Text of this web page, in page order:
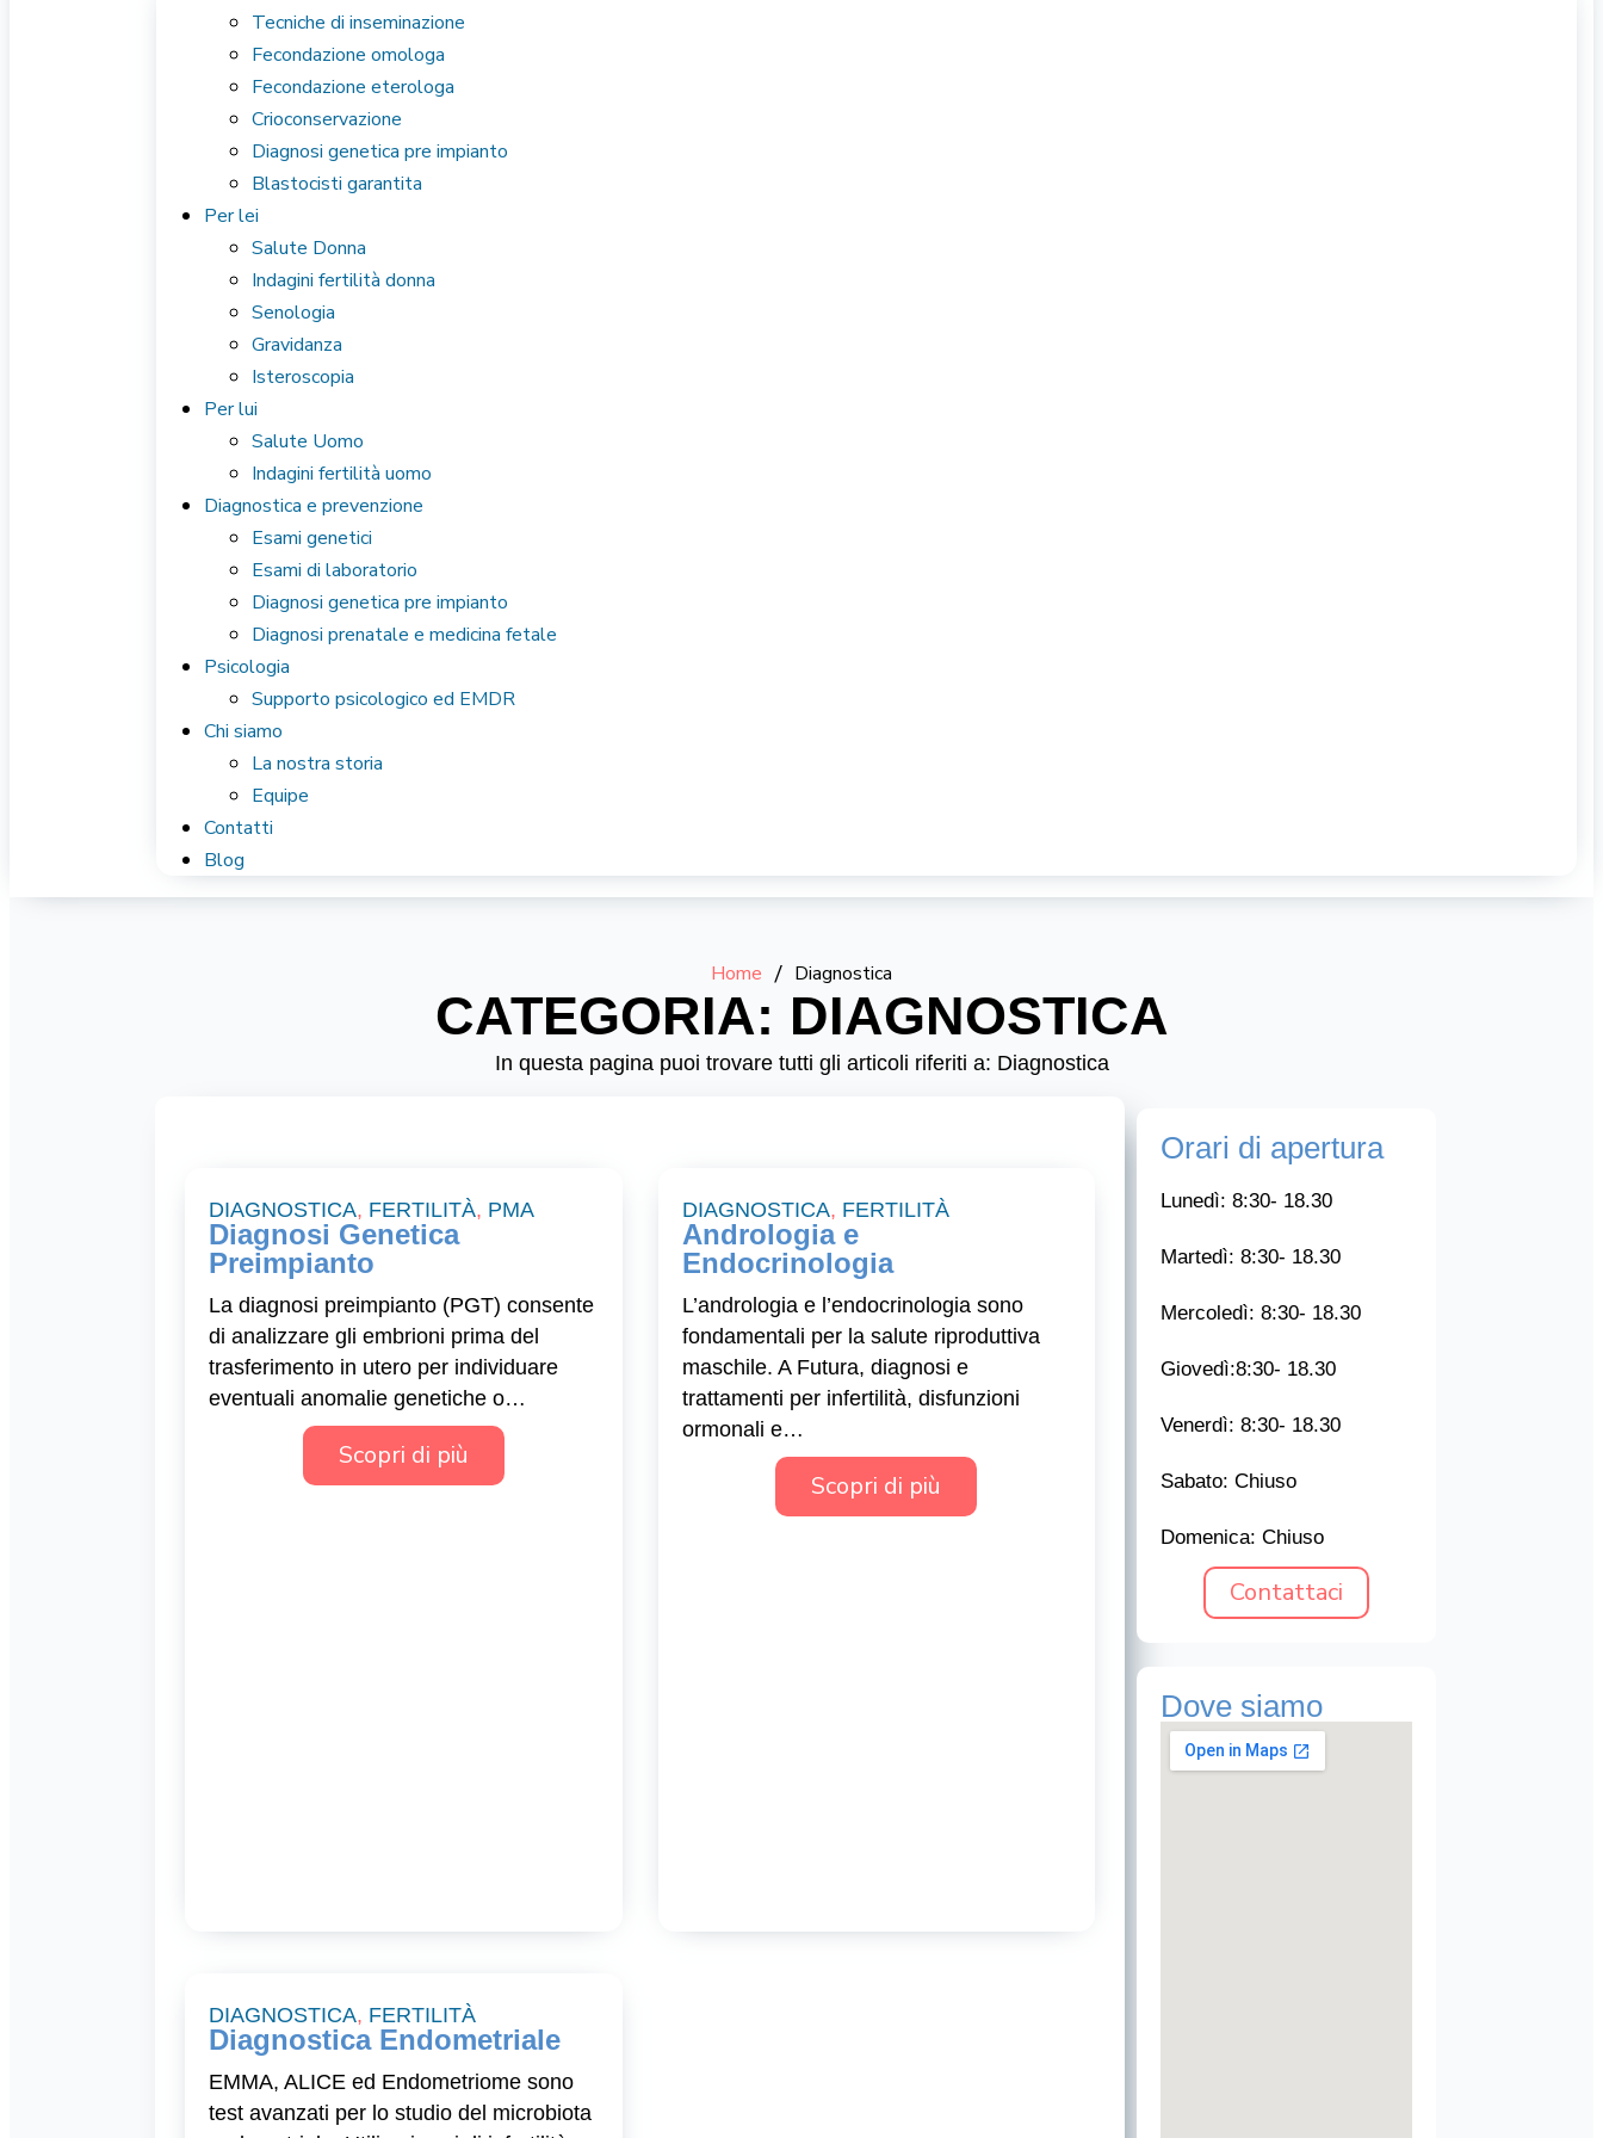
Tecniche di inseminazione
Fecondazione omologa
Fecondazione eterologa
Crioconservazione
Diagnosi genetica pre impianto
Blastocisti garantita
Per lei
Salute Donna
Indagini fertilità donna
Senologia
Gravidanza
Isteroscopia
Per lui
Salute Uomo
Indagini fertilità uomo
Diagnostica e prevenzione
Esami genetici
Esami di laboratorio
Diagnosi genetica pre impianto
Diagnosi prenatale e medicina fetale
Psicologia
Supporto psicologico ed EMDR
Chi siamo
La nostra storia
Equipe
Contatti
Blog
Home / Diagnostica
CATEGORIA: DIAGNOSTICA
In questa pagina puoi trovare tutti gli articoli riferiti a: Diagnostica
DIAGNOSTICA, FERTILITÀ, PMA
Diagnosi Genetica
Preimpianto
La diagnosi preimpianto (PGT) consente
di analizzare gli embrioni prima del
trasferimento in utero per individuare
eventuali anomalie genetiche o…
Scopri di più
DIAGNOSTICA, FERTILITÀ
Andrologia e
Endocrinologia
L’andrologia e l’endocrinologia sono
fondamentali per la salute riproduttiva
maschile. A Futura, diagnosi e
trattamenti per infertilità, disfunzioni
ormonali e…
Scopri di più
DIAGNOSTICA, FERTILITÀ
Diagnostica Endometriale
EMMA, ALICE ed Endometriome sono
test avanzati per lo studio del microbiota
Orari di apertura
Lunedì: 8:30- 18.30
Martedì: 8:30- 18.30
Mercoledì: 8:30- 18.30
Giovedì:8:30- 18.30
Venerdì: 8:30- 18.30
Sabato:Chiuso
Domenica: Chiuso
Contattaci
Dove siamo